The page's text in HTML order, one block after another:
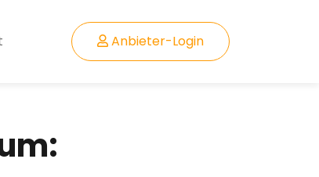
Anbieter-Login